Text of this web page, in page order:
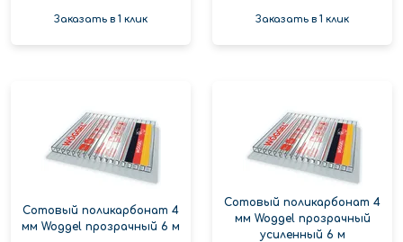
Заказать в 1 клик Заказать в 1 клик
Сотовый поликарбонат 4
мм Woggel прозрачный 6 м
Сотовый поликарбонат 4
мм Woggel прозрачный
усиленный 6 м